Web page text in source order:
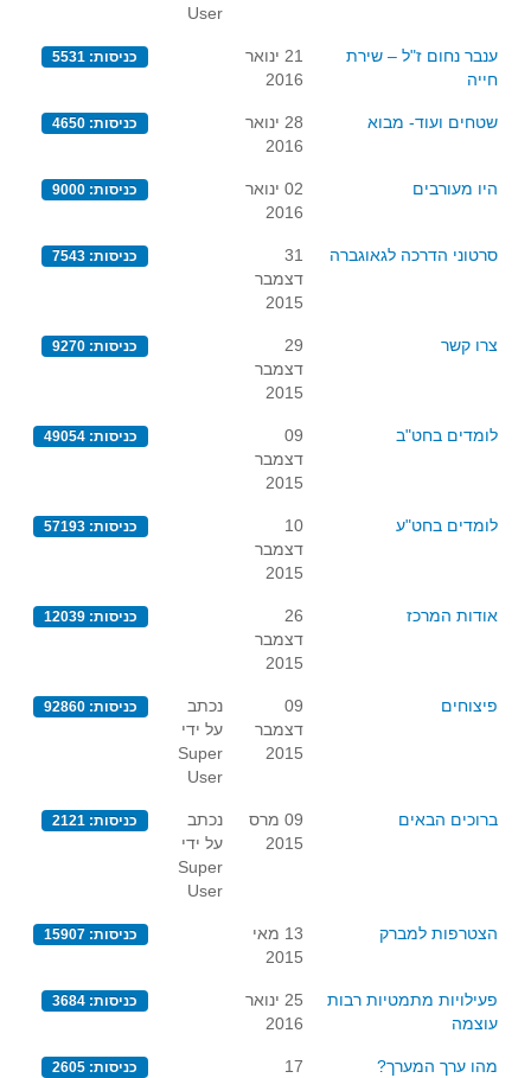
סדרות
פונקציות וחדו"א
פונקציה ריבועית
פונקצית השורש
קעירות ונקודות פיתול
מרובעים
דמיון
User
ענבר נחום ז"ל – שירת
חייה
21 ינואר
2016
כניסות: 5531
שטחים ועוד- מבוא
28 ינואר
2016
כניסות: 4650
היו מעורבים
02 ינואר
2016
כניסות: 9000
סרטוני הדרכה לגאוגברה
31
דצמבר
2015
כניסות: 7543
צרו קשר
29
דצמבר
2015
כניסות: 9270
לומדים בחט"ב
09
דצמבר
2015
כניסות: 49054
לומדים בחט"ע
10
דצמבר
2015
כניסות: 57193
אודות המרכז
26
דצמבר
2015
כניסות: 12039
פיצוחים
09
דצמבר
2015
נכתב
על ידי
Super
User
כניסות: 92860
ברוכים הבאים
09 מרס
2015
נכתב
על ידי
Super
User
כניסות: 2121
הצטרפות למברק
13 מאי
2015
כניסות: 15907
פעילויות מתמטיות רבות
עוצמה
25 ינואר
2016
כניסות: 3684
מהו ערך המערך?
17
כניסות: 2605